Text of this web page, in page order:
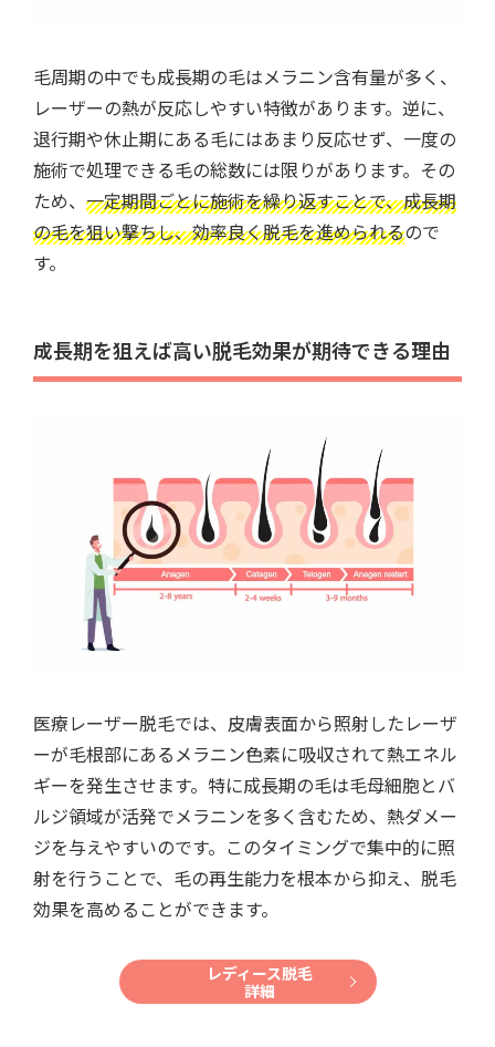
毛周期の中でも成長期の毛はメラニン含有量が多く、
レーザーの熱が反応しやすい特徴があります。逆に、
退行期や休止期にある毛にはあまり反応せず、一度の
施術で処理できる毛の総数には限りがあります。その
ため、 一定期間ごとに施術を繰り返すことで、成長期
の毛を狙い撃ちし、効率良く脱毛を進められるので
す。
成長期を狙えば高い脱毛効果が期待できる理由
医療レーザー脱毛では、皮膚表面から照射したレーザ
ーが毛根部にあるメラニン色素に吸収されて熱エネル
ギーを発生させます。特に成長期の毛は毛母細胞とバ
ルジ領域が活発でメラニンを多く含むため、熱ダメー
ジを与えやすいのです。このタイミングで集中的に照
射を行うことで、毛の再生能力を根本から抑え、脱毛
効果を高めることができます。
レディース脱毛
詳細